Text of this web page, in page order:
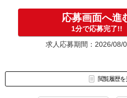
応募画面へ進
1分で応募完了!!
求人応募期間：2026/08/
閲覧履歴を